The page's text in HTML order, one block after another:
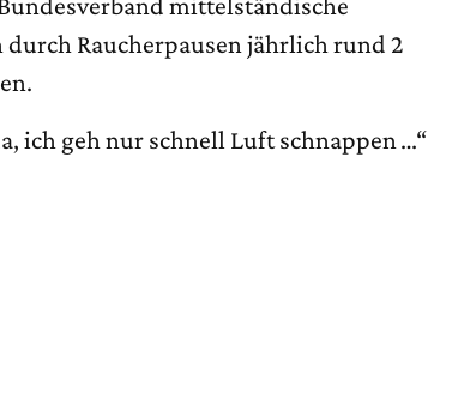
Raucherpausen jährlich rund 2
ich geh nur schnell Luft schnappen …“